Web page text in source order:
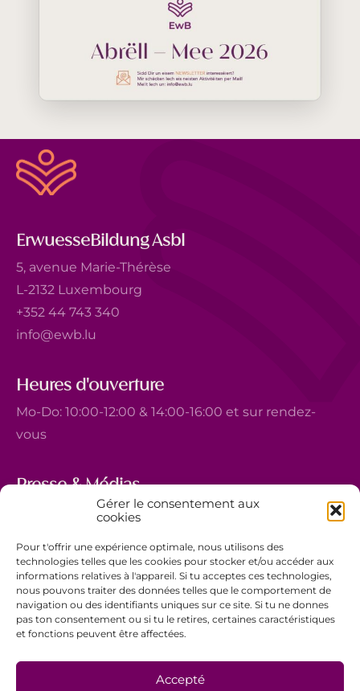
Gérer le consentement aux
cookies
Pour t'offrir une expérience optimale, nous utilisons des
technologies telles que les cookies pour stocker et/ou accéder aux
informations relatives à l'appareil. Si tu acceptes ces technologies,
nous pouvons traiter des données telles que le comportement de
navigation ou des identifiants uniques sur ce site. Si tu ne donnes
pas ton consentement ou si tu le retires, certaines caractéristiques
et fonctions peuvent être affectées.
Accepté
ErwuesseBildung Asbl
5, avenue Marie-Thérèse
L-2132 Luxembourg
+352 44 743 340
info@ewb.lu
Heures d'ouverture
Mo-Do: 10:00-12:00 & 14:00-16:00 et sur rendez-
vous
Presse & Médias
5, avenue Marie-Thérèse
+352 44 743 340
comm@ewb.lu
Faire un don